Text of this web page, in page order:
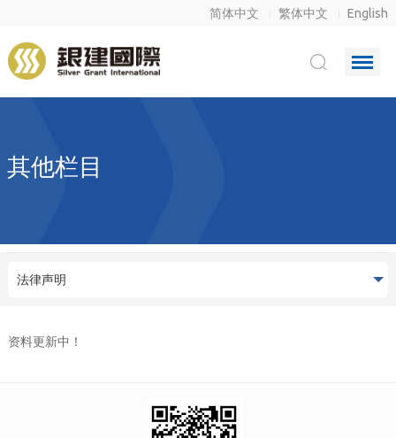
简体中文 繁体中文 English
其他栏目
法律声明
资料更新中！